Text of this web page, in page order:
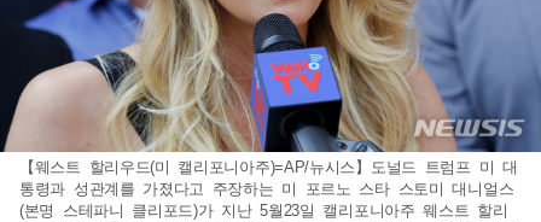
【웨스트 할리우드(미 캘리포니아주)=AP/뉴시스】도널드 트럼프 미 대
통령과 성관계를 가졌다고 주장하는 미 포르노 스타 스토미 대니얼스
(본명 스테파니 클리포드)가 지난 5월23일 캘리포니아주 웨스트 할리